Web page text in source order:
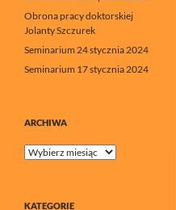
Obrona pracy doktorskiej
Jolanty Szczurek
Seminarium 24 stycznia 2024
Seminarium 17 stycznia 2024
ARCHIWA
Archiwa
KATEGORIE